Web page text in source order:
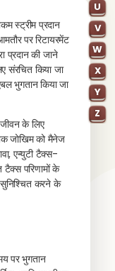
U
V
W
X
Y
Z
स्ट्रीम प्रदान
पर रिटायरमेंट
प्रदान की जाने
संरचित किया जा
भुगतान किया जा
के लिए
जोखिम को मैनेज
एन्युटी टैक्स-
टैक्स परिणामों के
सुनिश्चित करने के
पर भुगतान